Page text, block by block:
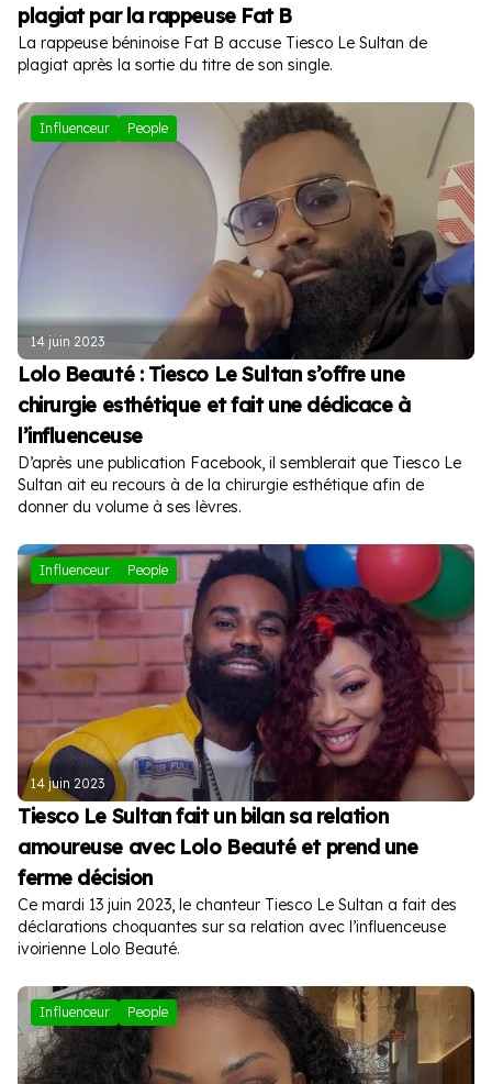
plagiat par la rappeuse Fat B
La rappeuse béninoise Fat B accuse Tiesco Le Sultan de
plagiat après la sortie du titre de son single.
Influenceur People
14 juin 2023
Lolo Beauté : Tiesco Le Sultan s’offre une
chirurgie esthétique et fait une dédicace à
l’influenceuse
D’après une publication Facebook, il semblerait que Tiesco Le
Sultan ait eu recours à de la chirurgie esthétique afin de
donner du volume à ses lèvres.
Influenceur People
14 juin 2023
Tiesco Le Sultan fait un bilan sa relation
amoureuse avec Lolo Beauté et prend une
ferme décision
Ce mardi 13 juin 2023, le chanteur Tiesco Le Sultan a fait des
déclarations choquantes sur sa relation avec l’influenceuse
ivoirienne Lolo Beauté.
Influenceur People